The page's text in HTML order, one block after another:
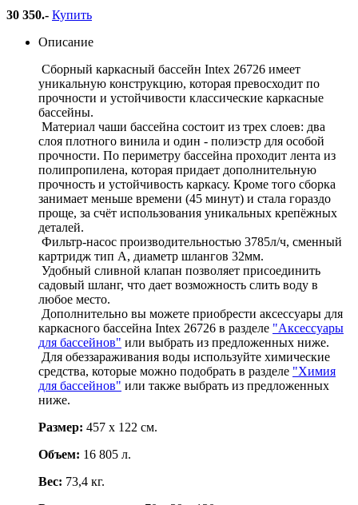
30 350.- Купить
Описание
Сборный каркасный бассейн Intex 26726 имеет
уникальную конструкцию, которая превосходит по
прочности и устойчивости классические каркасные
бассейны.
Материал чаши бассейна состоит из трех слоев: два
слоя плотного винила и один - полиэстр для особой
прочности. По периметру бассейна проходит лента из
полипропилена, которая придает дополнительную
прочность и устойчивость каркасу. Кроме того сборка
занимает меньше времени (45 минут) и стала гораздо
проще, за счёт использования уникальных крепёжных
деталей.
Фильтр-насос производительностью 3785л/ч, сменный
картридж тип А, диаметр шлангов 32мм.
Удобный сливной клапан позволяет присоединить
садовый шланг, что дает возможность слить воду в
любое место.
Дополнительно вы можете приобрести аксессуары для
каркасного бассейна Intex 26726 в разделе "Аксессуары
для бассейнов" или выбрать из предложенных ниже.
Для обеззараживания воды используйте химические
средства, которые можно подобрать в разделе "Химия
для бассейнов" или также выбрать из предложенных
ниже.
Размер: 457 х 122 см.
Объем: 16 805 л.
Вес: 73,4 кг.